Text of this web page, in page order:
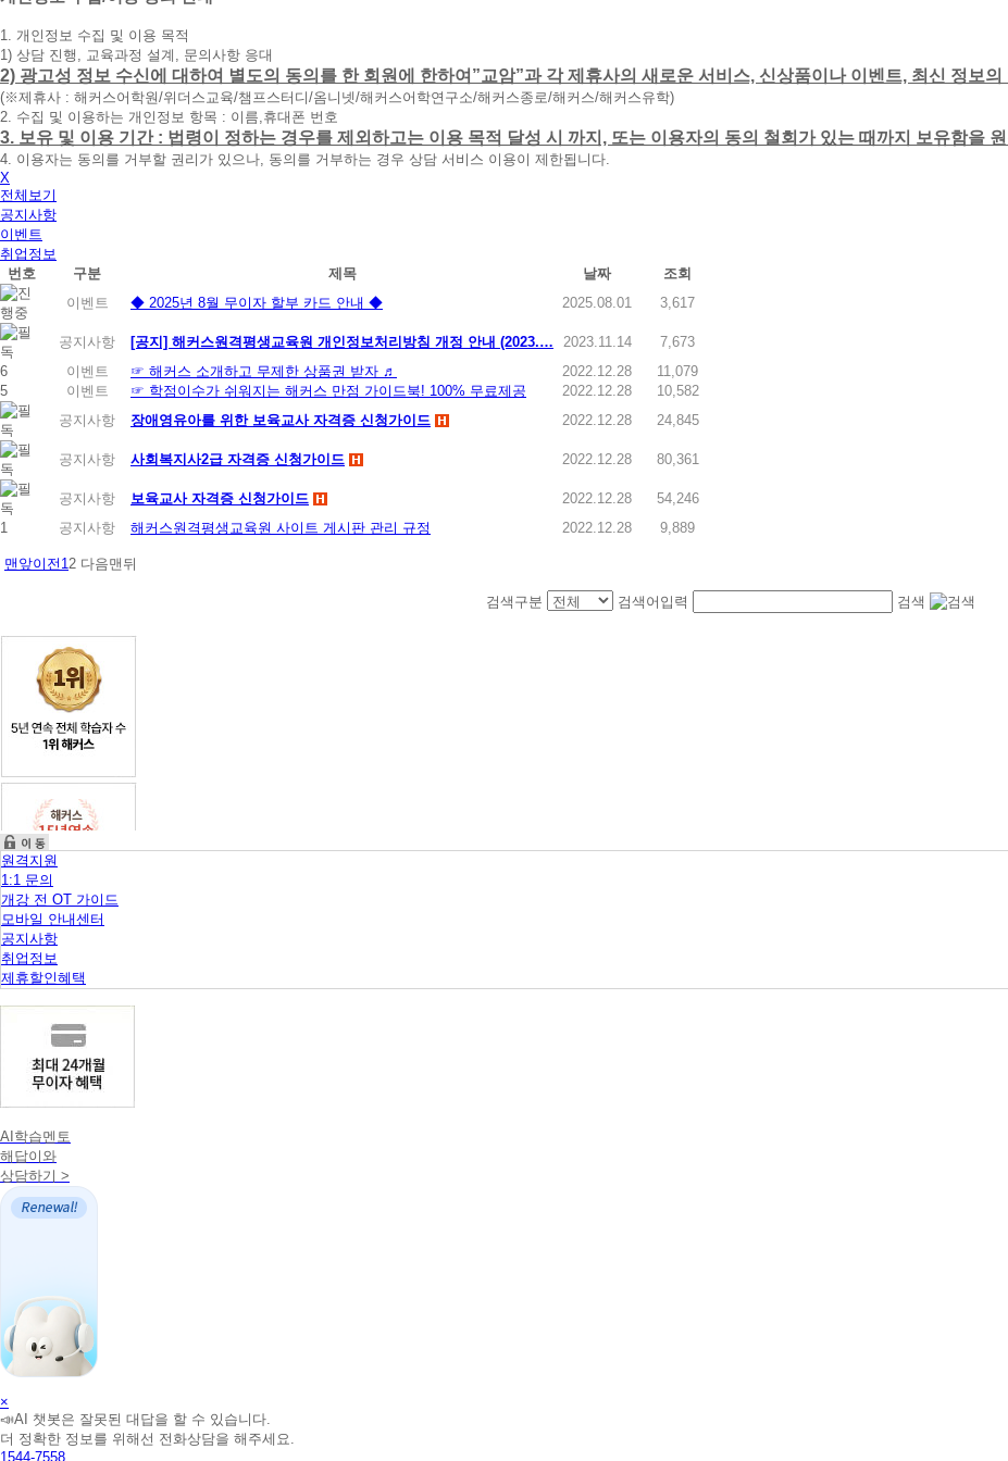
휴
대
폰
번
호
를
입
력
하
시
면
빠
른
시
간
내
에
전
화
드
리
겠
습
니
다.
1. 개인정보 수집 및 이용 목적
1) 상담 진행, 교육과정 설계, 문의사항 응대
2) 광고성 정보 수신에 대하여 별도의 동의를 한 회원에 한하여”교암”과 각 제휴사의 새로운 서비스, 신상품이나 이벤트, 최신 정보
(※제휴사 : 해커스어학원/위더스교육/챔프스터디/옴니넷/해커스어학연구소/해커스종로/해커스/해커스유학)
2. 수집 및 이용하는 개인정보 항목 : 이름,휴대폰 번호
3. 보유 및 이용 기간 : 법령이 정하는 경우를 제외하고는 이용 목적 달성 시 까지, 또는 이용자의 동의 철회가 있는 때까지 보유함을
4. 이용자는 동의를 거부할 권리가 있으나, 동의를 거부하는 경우 상담 서비스 이용이 제한됩니다.
X
전체보기
공지사항
이벤트
취업정보
번호
구분 제목 날짜
조회
이벤트
◆ 2025년 8월 무이자 할부 카드 안내 ◆ 2025.08.01 3,617
공지사항 [공지] 해커스원격평생교육원 개인정보처리방침 개정 안내 (2023.… 2023.11.14
7,673
6
이벤트 ☞ 해커스 소개하고 무제한 상품권 받자 ♬ 2022.12.28
11,079
5
이벤트 ☞ 학점이수가 쉬워지는 해커스 만점 가이드북! 100% 무료제공 2022.12.28
10,582
공지사항
장애영유아를 위한 보육교사 자격증 신청가이드 2022.12.28 24,845
공지사항 사회복지사2급 자격증 신청가이드 2022.12.28 80,361
공지사항 보육교사 자격증 신청가이드 2022.12.28
54,246
1
공지사항 해커스원격평생교육원 사이트 게시판 관리 규정 2022.12.28 9,889
맨앞이전 1 2 다음맨뒤
검색구분 검색어입력 검색
원격지원
1:1 문의
개강 전 OT 가이드
모바일 안내센터
공지사항
취업정보
제휴할인혜택
AI학습멘토
해답이와
상담하기 >
AI
학
습
×
📣AI 챗봇은 잘못된 대답을 할 수 있습니다.
더 정확한 정보를 위해선 전화상담을 해주세요.
1544-7558